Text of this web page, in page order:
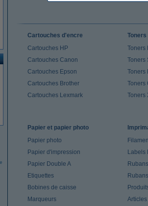
Cartouches d'encre
Cartouches HP
Cartouches Canon
Cartouches Epson
Cartouches Brother
Cartouches Lexmark
Toners
Toners
Toners
Toners
Toners
Toners
Papier et papier photo
Papier photo
Papier d'impression
Papier Double A
Etiquettes
Bobines de caisse
Marqueurs
Labels